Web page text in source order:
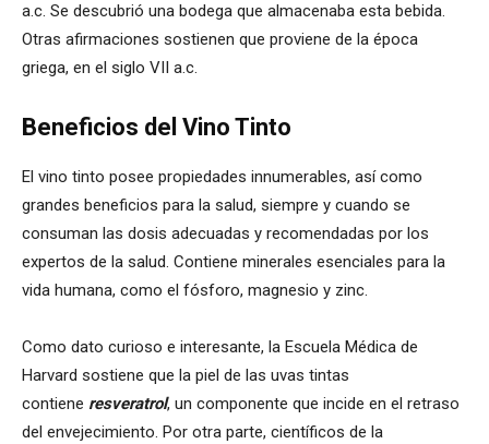
a.c. Se descubrió una bodega que almacenaba esta bebida.
Otras afirmaciones sostienen que proviene de la época
griega, en el siglo VII a.c.
Beneficios del Vino Tinto
El vino tinto posee propiedades innumerables, así como
grandes beneficios para la salud, siempre y cuando se
consuman las dosis adecuadas y recomendadas por los
expertos de la salud. Contiene minerales esenciales para la
vida humana, como el fósforo, magnesio y zinc.
Como dato curioso e interesante, la Escuela Médica de
Harvard sostiene que la piel de las uvas tintas
contiene resveratrol, un componente que incide en el retraso
del envejecimiento. Por otra parte, científicos de la